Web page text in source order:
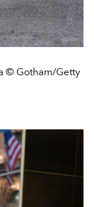
© Gotham/Getty